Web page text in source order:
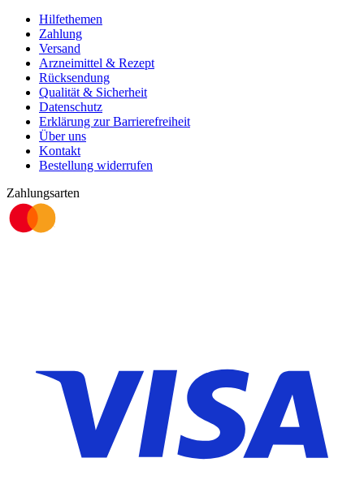
Hilfethemen
Zahlung
Versand
Arzneimittel & Rezept
Rücksendung
Qualität & Sicherheit
Datenschutz
Erklärung zur Barrierefreiheit
Über uns
Kontakt
Bestellung widerrufen
Zahlungsarten